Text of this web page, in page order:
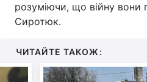
розуміючи, що війну вони
Сиротюк.
ЧИТАЙТЕ ТАКОЖ: